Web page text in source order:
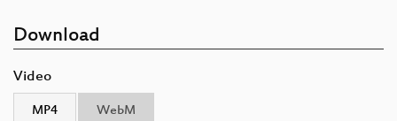
Download
Video
MP4 WebM